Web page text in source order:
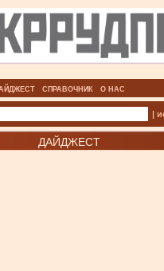
СПРАВОЧНИК О НАС
|
ДАЙДЖЕСТ